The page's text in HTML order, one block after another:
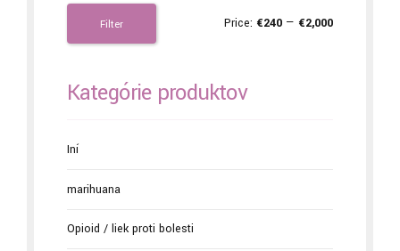
Filter Price: €240 — €2,000
Kategórie produktov
Iní
marihuana
Opioid / liek proti bolesti